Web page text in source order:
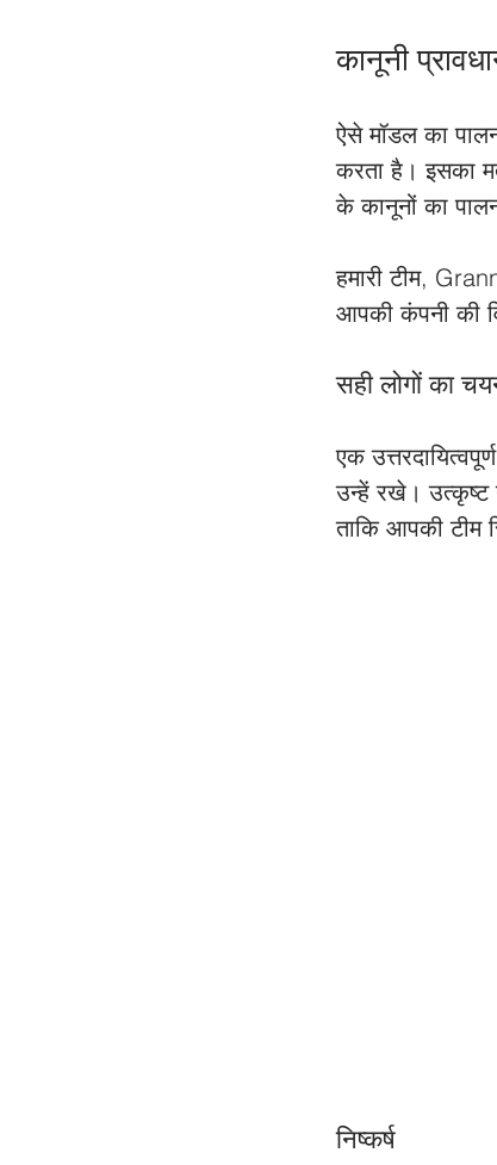
कानूनी
ऐसे मॉडल का
करता है। इसका
के कानूनों का
हमारी टीम,
आपकी कंपनी की
सही लोगों का
एक
उन्हें रखे। उत्कृष्ट
ताकि आपकी टीम
निष्कर्ष